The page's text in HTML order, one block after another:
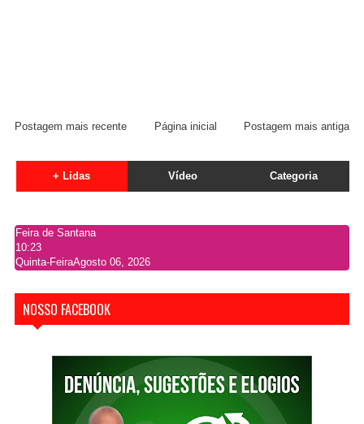
Postagem mais recente Postagem mais antiga
Página inicial
+ Lidas Vídeo Categoria
Feira de Santana
10:23
Quinta-FeiraAgosto 06, 2026
NOSSO FACEBOOK